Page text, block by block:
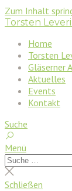
Zum Inhalt
Torsten
Home
Torsten
Gläserner
Aktuelles
Events
Kontakt
Suche
Menü
Suchen
nach:
Suche
schließen
Schließen